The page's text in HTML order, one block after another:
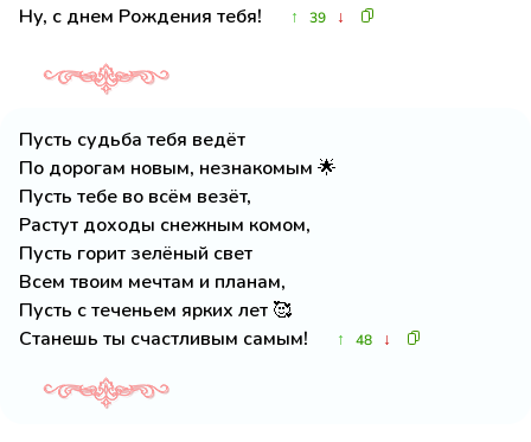
Ну, с днем Рождения тебя!
↑ 39 ↓
Пусть судьба тебя ведёт
По дорогам новым, незнакомым 🌟
Пусть тебе во всём везёт,
Растут доходы снежным комом,
Пусть горит зелёный свет
Всем твоим мечтам и планам,
Пусть с теченьем ярких лет 🥰
Станешь ты счастливым самым!
↑ 48 ↓